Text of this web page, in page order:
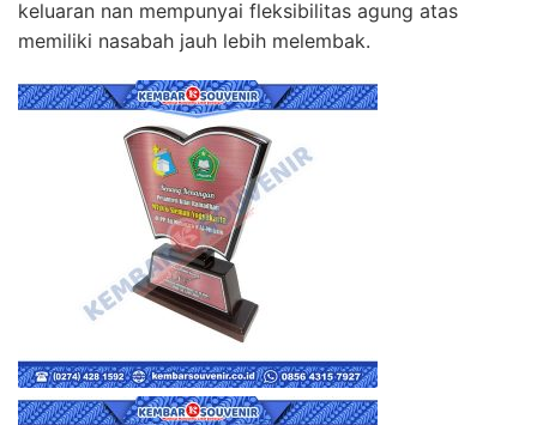
keluaran nan mempunyai fleksibilitas agung atas
memiliki nasabah jauh lebih melembak.